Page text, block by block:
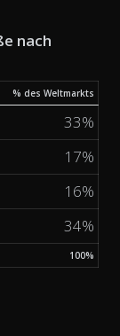
nach
% des Weltmarkts
33%
17%
16%
34%
100%